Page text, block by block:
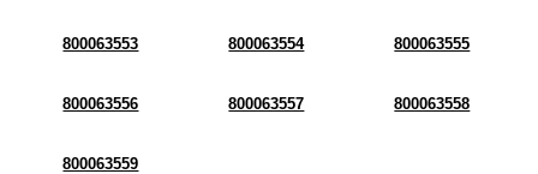
800063553 800063554 800063555
800063556 800063557 800063558
800063559